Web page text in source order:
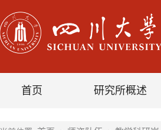
首页 研究所概述